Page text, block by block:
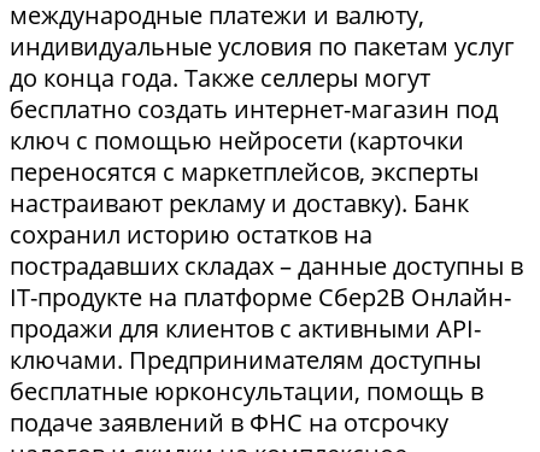
международные платежи и валюту,
индивидуальные условия по пакетам услуг
до конца года. Также селлеры могут
бесплатно создать интернет-магазин под
ключ с помощью нейросети (карточки
переносятся с маркетплейсов, эксперты
настраивают рекламу и доставку). Банк
сохранил историю остатков на
пострадавших складах – данные доступны в
IT-продукте на платформе Сбер2В Онлайн-
продажи для клиентов с активными API-
ключами. Предпринимателям доступны
бесплатные юрконсультации, помощь в
подаче заявлений в ФНС на отсрочку